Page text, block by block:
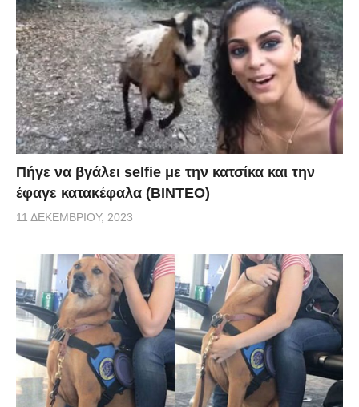
Πήγε να βγάλει selfie με την κατσίκα και την
έφαγε κατακέφαλα (ΒΙΝΤΕΟ)
11 ΔΕΚΕΜΒΡΊΟΥ, 2023